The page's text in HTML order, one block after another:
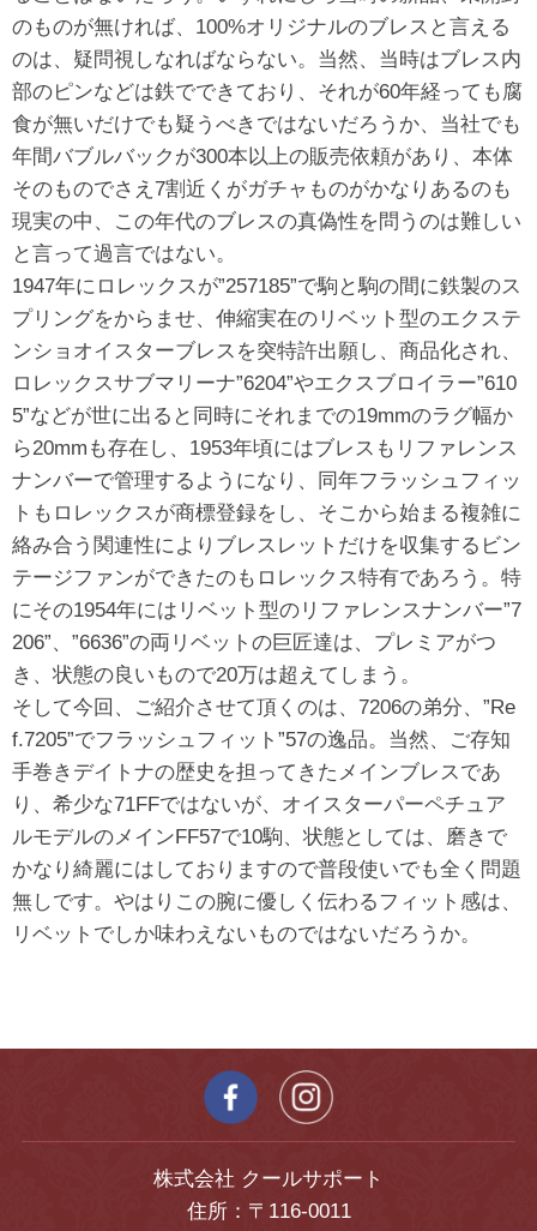
のものが無ければ、100%オリジナルのブレスと言える
のは、疑問視しなればならない。当然、当時はブレス内
部のピンなどは鉄でできており、それが60年経っても腐
食が無いだけでも疑うべきではないだろうか、当社でも
年間バブルバックが300本以上の販売依頼があり、本体
そのものでさえ7割近くがガチャものがかなりあるのも
現実の中、この年代のブレスの真偽性を問うのは難しい
と言って過言ではない。
1947年にロレックスが”257185”で駒と駒の間に鉄製のス
プリングをからませ、伸縮実在のリベット型のエクステ
ンショオイスターブレスを突特許出願し、商品化され、
ロレックスサブマリーナ”6204”やエクスブロイラー”610
5”などが世に出ると同時にそれまでの19mmのラグ幅か
ら20mmも存在し、1953年頃にはブレスもリファレンス
ナンバーで管理するようになり、同年フラッシュフィッ
トもロレックスが商標登録をし、そこから始まる複雑に
絡み合う関連性によりブレスレットだけを収集するビン
テージファンができたのもロレックス特有であろう。特
にその1954年にはリベット型のリファレンスナンバー”7
206”、”6636”の両リベットの巨匠達は、プレミアがつ
き、状態の良いもので20万は超えてしまう。
そして今回、ご紹介させて頂くのは、7206の弟分、”Re
f.7205”でフラッシュフィット”57の逸品。当然、ご存知
手巻きデイトナの歴史を担ってきたメインブレスであ
り、希少な71FFではないが、オイスターパーペチュア
ルモデルのメインFF57で10駒、状態としては、磨きで
かなり綺麗にはしておりますので普段使いでも全く問題
無しです。やはりこの腕に優しく伝わるフィット感は、
リベットでしか味わえないものではないだろうか。
株式会社 クールサポート
住所：〒116-0011